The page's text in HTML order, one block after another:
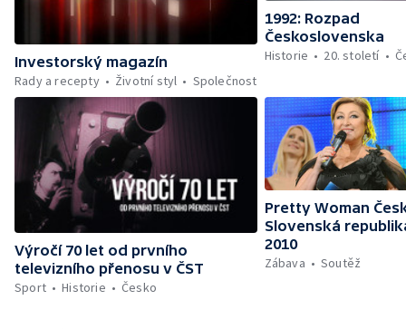
Investorský magazín
Rady a recepty
Životní styl Společnost
1992: Rozpad
Československa
Historie
20. století
Výročí 70 let od prvního
televizního přenosu v ČST
Sport
Historie Česko
Pretty Woman
Slovenská
2010
Zábava
Soutěž